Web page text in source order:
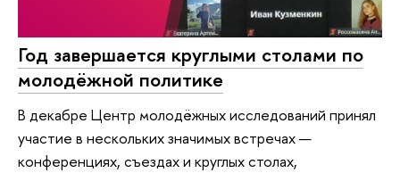
Год завершается круглыми столами по
молодёжной политике
В декабре Центр молодёжных исследований принял
участие в нескольких значимых встречах —
конференциях, съездах и круглых столах,